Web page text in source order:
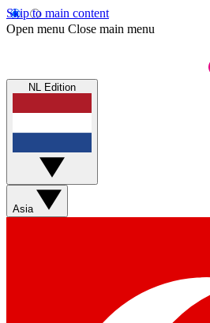
Skip to main content
Open menu Close main menu
NL Edition
Asia